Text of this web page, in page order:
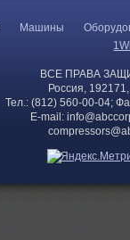
Машины
ВСЕ ПРАВА
Россия,
Тел.: (812) 560-00-04;
E-mail: